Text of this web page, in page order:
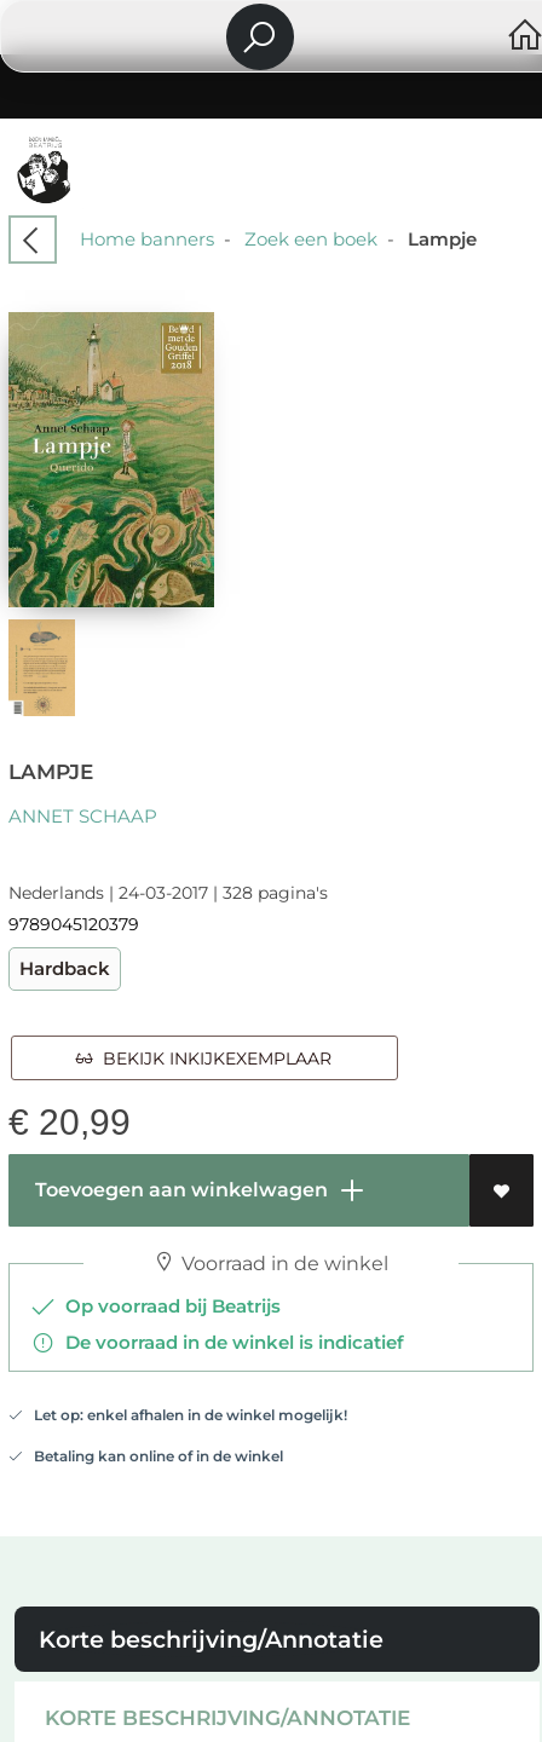
Home banners- Zoek een boek- Lampje
LAMPJE
ANNET SCHAAP
Nederlands | 24-03-2017 | 328 pagina's
9789045120379
Hardback
BEKIJK INKIJKEXEMPLAAR
€ 20,99
Toevoegen aan winkelwagen
Voorraad in de winkel
Op voorraad bij Beatrijs
De voorraad in de winkel is indicatief
Let op: enkel afhalen in de winkel mogelijk!
Betaling kan online of in de winkel
Korte beschrijving/Annotatie
KORTE BESCHRIJVING/ANNOTATIE